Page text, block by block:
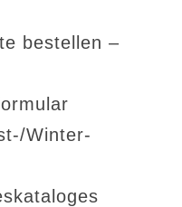
bestellen –
Winter-